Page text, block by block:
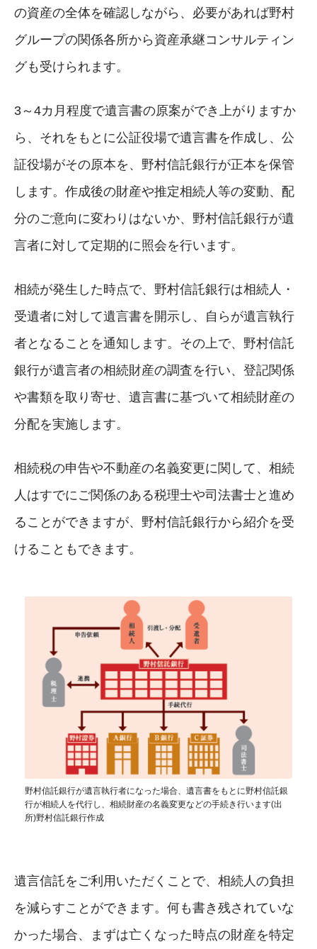
の資産の全体を確認しながら、必要があれば野村
グループの関係各所から資産承継コンサルティン
グも受けられます。
3～4カ月程度で遺言書の原案ができ上がりますか
ら、それをもとに公証役場で遺言書を作成し、公
証役場がその原本を、野村信託銀行が正本を保管
します。作成後の財産や推定相続人等の変動、配
分のご意向に変わりはないか、野村信託銀行が遺
言者に対して定期的に照会を行います。
相続が発生した時点で、野村信託銀行は相続人・
受遺者に対して遺言書を開示し、自らが遺言執行
者となることを通知します。その上で、野村信託
銀行が遺言者の相続財産の調査を行い、登記関係
や書類を取り寄せ、遺言書に基づいて相続財産の
分配を実施します。
相続税の申告や不動産の名義変更に関して、相続
人はすでにご関係のある税理士や司法書士と進め
ることができますが、野村信託銀行から紹介を受
けることもできます。
野村信託銀行が遺言執行者になった場合、遺言書をもとに野村信託銀
行が相続人を代行し、相続財産の名義変更などの手続き行います(出
所)野村信託銀行作成
遺言信託をご利用いただくことで、相続人の負担
を減らすことができます。何も書き残されていな
かった場合、まずは亡くなった時点の財産を特定